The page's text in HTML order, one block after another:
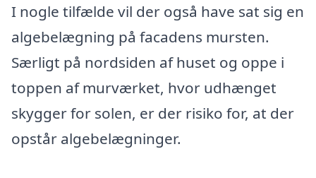
I nogle tilfælde vil der også have sat sig en
algebelægning på facadens mursten.
Særligt på nordsiden af huset og oppe i
toppen af murværket, hvor udhænget
skygger for solen, er der risiko for, at der
opstår algebelægninger.